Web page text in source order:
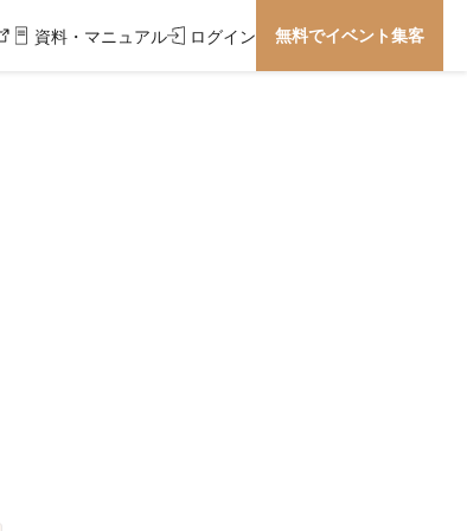
資料・マニュアル ログイン 無料でイベント集客